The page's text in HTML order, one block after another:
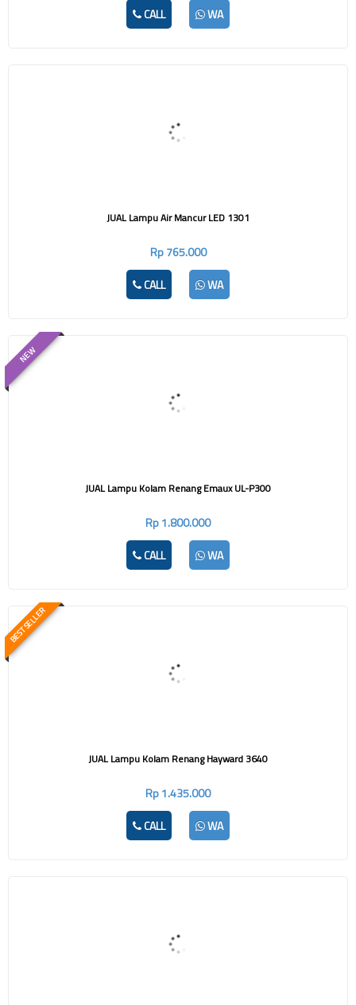
CALL WA
JUAL Lampu Air Mancur LED 1301
Rp 765.000
CALL
WA
NEW
JUAL Lampu Kolam Renang Emaux UL-P300
Rp 1.800.000
CALL
WA
BEST SELLER
JUAL Lampu Kolam Renang Hayward 3640
Rp 1.435.000
CALL
WA